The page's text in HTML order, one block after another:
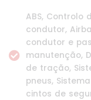
ABS, Controlo
condutor,
condutor e
manutenção,
de tração,
pneus,
cintos de